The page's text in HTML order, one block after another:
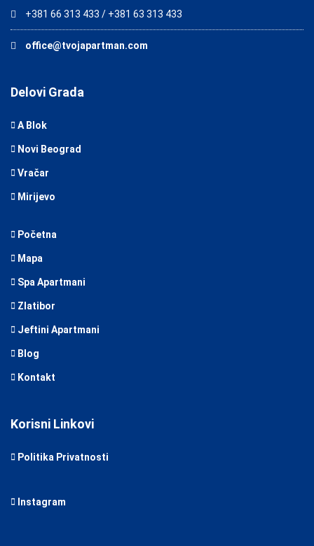
+381 66 313 433 / +381 63 313 433
office@tvojapartman.com
Delovi Grada
A Blok
Novi Beograd
Vračar
Mirijevo
Početna
Mapa
Spa Apartmani
Zlatibor
Jeftini Apartmani
Blog
Kontakt
Korisni Linkovi
Politika Privatnosti
Instagram